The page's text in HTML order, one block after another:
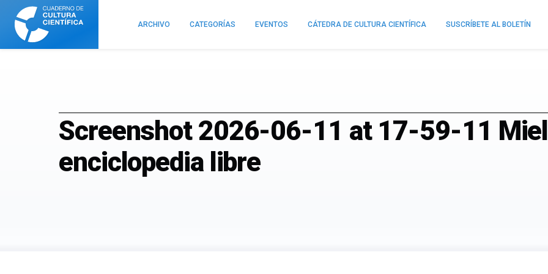
Cuaderno
Cultura
Científica
ARCHIVO CATEGORÍAS EVENTOS CÁTEDRA DE CULTURA CIENTÍFICA SUSCRÍBETE AL BOLETÍN
Screenshot 2026-06-11 at 17-59-11
enciclopedia libre